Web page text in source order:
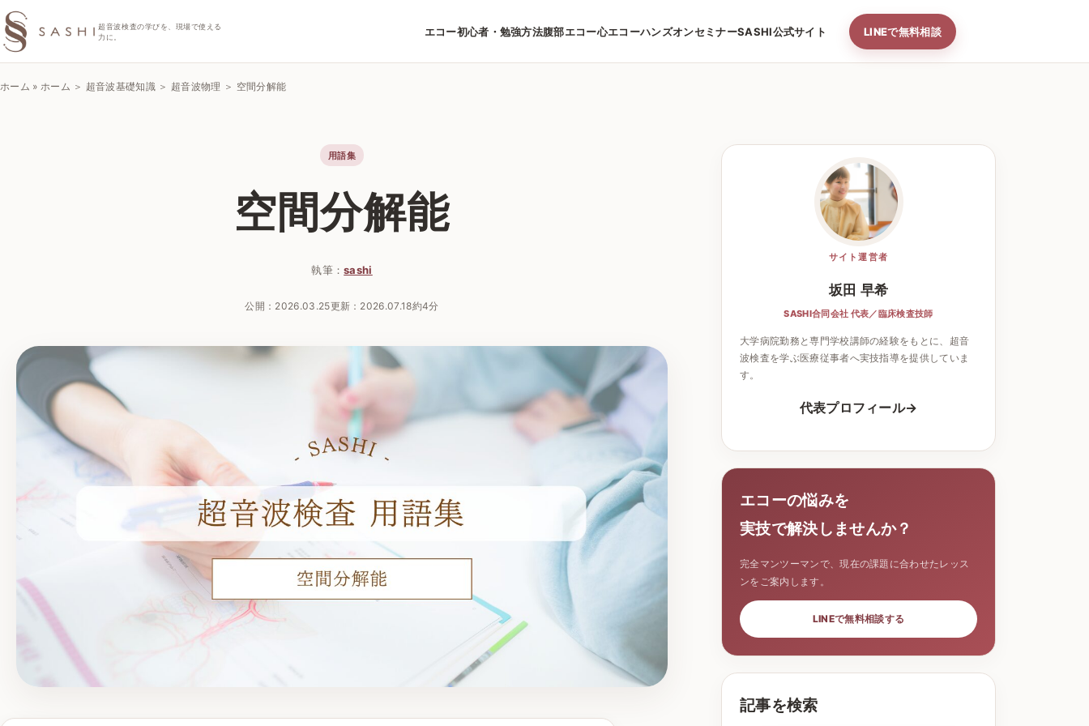
SASHIエコーラボ
超音波検査の学びを、現場で使える
力に。
エコー初心者・勉強方法腹部エコー心エコーハンズオンセミナーSASHI公式サイト LINEで無料相談
ホーム » ホーム ＞ 超音波基礎知識 ＞ 超音波物理 ＞ 空間分解能
用語集
空間分解能
執筆：sashi
公開： 2026.03.25更新： 2026.07.18約4分
サイト運営者
坂田 早希
SASHI合同会社 代表／臨床検査技師
大学病院勤務と専門学校講師の経験をもとに、超音
波検査を学ぶ医療従事者へ実技指導を提供していま
す。
代表プロフィール
エコーの悩みを
実技で解決しませんか？
完全マンツーマンで、現在の課題に合わせたレッス
ンをご案内します。
LINEで無料相談する
記事を検索